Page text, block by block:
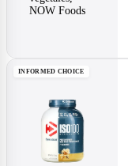
INFORMED CHOICE